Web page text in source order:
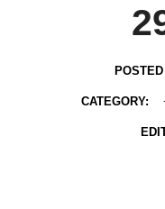
CATEGORY: